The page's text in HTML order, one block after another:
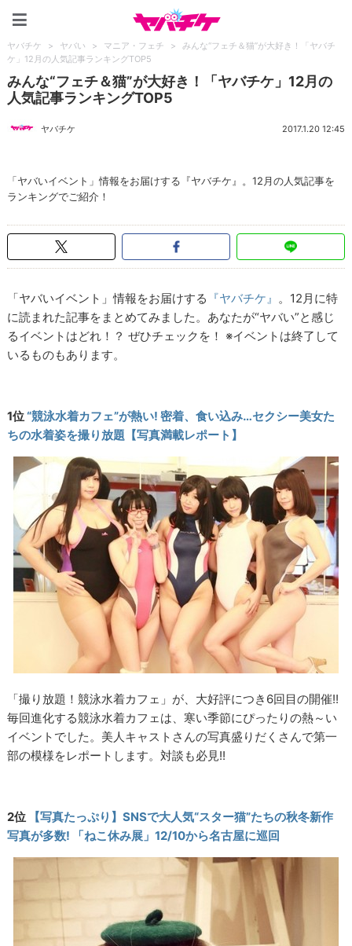
ヤバチケ > ヤバい > マニア・フェチ >
みんな“フェチ＆猫”が大好き！「ヤバチ
ケ」12月の人気記事ランキングTOP5
みんな“フェチ＆猫”が大好き！「ヤバチケ」12月の
人気記事ランキングTOP5
ヤバチケ 2017.1.20 12:45
「ヤバいイベント」情報をお届けする『ヤバチケ』。12月の人気記事を
ランキングでご紹介！
「ヤバいイベント」情報をお届けする 『ヤバチケ』 。12月に特
に読まれた記事をまとめてみました。あなたが“ヤバい”と感じ
るイベントはどれ！？ ぜひチェックを！ ※イベントは終了して
いるものもあります。
1位“競泳水着カフェ”が熱い! 密着、食い込み…セクシー美女た
ちの水着姿を撮り放題【写真満載レポート】
「撮り放題！競泳水着カフェ」が、大好評につき6回目の開催!!
毎回進化する競泳水着カフェは、寒い季節にぴったりの熱～い
イベントでした。美人キャストさんの写真盛りだくさんで第一
部の模様をレポートします。対談も必見!!
2位
【写真たっぷり】SNSで大人気“スター猫”たちの秋冬新作
写真が多数! 「ねこ休み展」12/10から名古屋に巡回